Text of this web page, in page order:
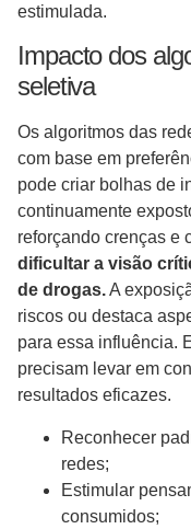
estimulada.
Impacto dos
seletiva
Os algoritmos das
com base em
pode criar bolhas de
continuamente
reforçando crenças e
dificultar a visão
de drogas.A
riscos ou destaca
para essa influência.
precisam levar em
resultados eficazes.
Reconhecer
redes;
Estimular
consumidos;